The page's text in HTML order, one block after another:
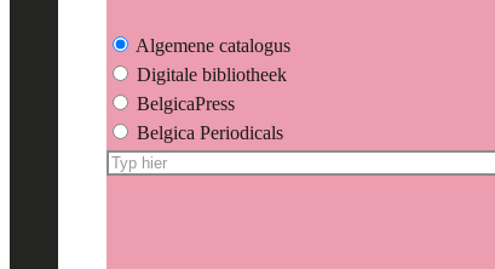
Algemene catalogus
Digitale bibliotheek
BelgicaPress
Belgica Periodicals
Zoeken